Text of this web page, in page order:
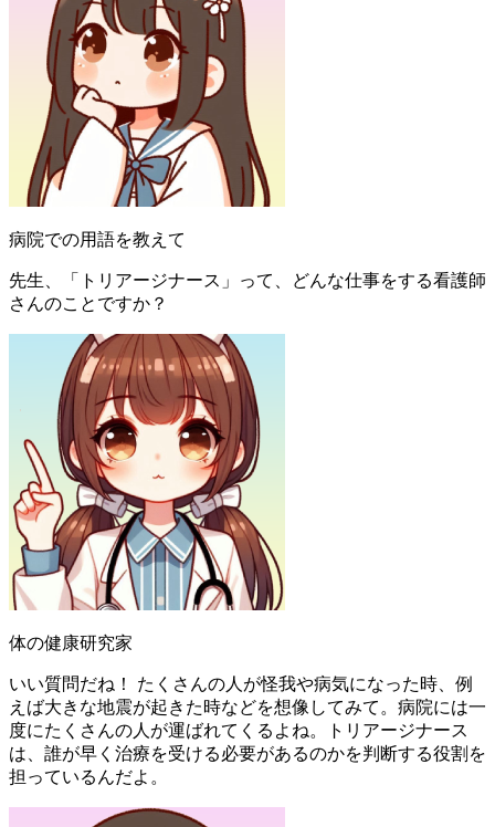
病院での用語を教えて
先生、「トリアージナース」って、どんな仕事をする看護師
さんのことですか？
体の健康研究家
いい質問だね！ たくさんの人が怪我や病気になった時、例
えば大きな地震が起きた時などを想像してみて。病院には一
度にたくさんの人が運ばれてくるよね。トリアージナース
は、誰が早く治療を受ける必要があるのかを判断する役割を
担っているんだよ。